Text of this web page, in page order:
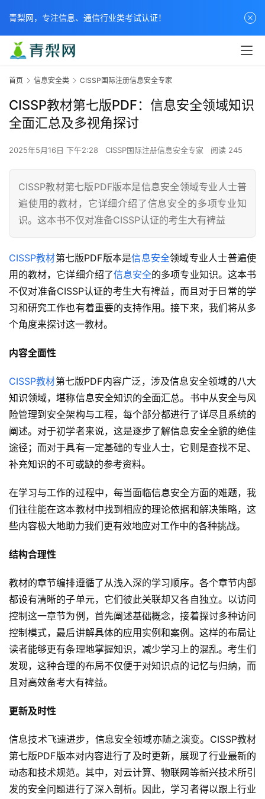
首页 信息安全类 CISSP国际注册信息安全专家
CISSP教材第七版PDF：信息安全领域知识
全面汇总及多视角探讨
2025年5月16日 下午2:28 CISSP国际注册信息安全专家 阅读 245
CISSP教材第七版PDF版本是信息安全领域专业人士普
遍使用的教材，它详细介绍了信息安全的多项专业知
识。这本书不仅对准备CISSP认证的考生大有裨益
CISSP教材第七版PDF版本是信息安全领域专业人士普遍使
用的教材，它详细介绍了信息安全的多项专业知识。这本书
不仅对准备CISSP认证的考生大有裨益，而且对于日常的学
习和研究工作也有着重要的支持作用。接下来，我们将从多
个角度来探讨这一教材。
内容全面性
CISSP教材第七版PDF内容广泛，涉及信息安全领域的八大
知识领域，堪称信息安全知识的全面汇总。书中从安全与风
险管理到安全架构与工程，每个部分都进行了详尽且系统的
阐述。对于初学者来说，这是逐步了解信息安全全貌的绝佳
途径；而对于具有一定基础的专业人士，它则是查找不足、
补充知识的不可或缺的参考资料。
在学习与工作的过程中，每当面临信息安全方面的难题，我
们往往能在这本教材中找到相应的理论依据和解决策略，这
些内容极大地助力我们更有效地应对工作中的各种挑战。
结构合理性
教材的章节编排遵循了从浅入深的学习顺序。各个章节内部
都设有清晰的子单元，它们彼此关联却又各自独立。以访问
控制这一章节为例，首先阐述基础概念，接着探讨多种访问
控制模式，最后讲解具体的应用实例和案例。这样的布局让
读者能够更有条理地掌握知识，减少学习上的混乱。考生们
发现，这种合理的布局不仅便于对知识点的记忆与归纳，而
且对高效备考大有裨益。
更新及时性
信息技术飞速进步，信息安全领域亦随之演变。CISSP教材
第七版PDF版本对内容进行了及时更新，展现了行业最新的
动态和技术规范。其中，对云计算、物联网等新兴技术所引
发的安全问题进行了深入剖析。因此，学习者得以跟上行业
青梨网，专注信息、通信行业类考试认证！